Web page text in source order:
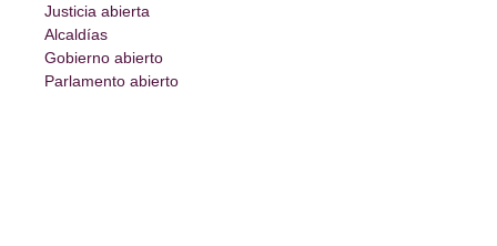
Justicia abierta
Alcaldías
Gobierno abierto
Parlamento abierto